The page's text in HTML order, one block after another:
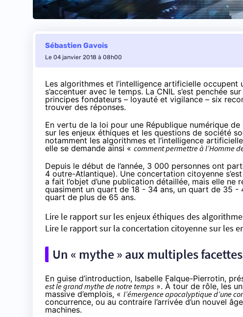
Sébastien Gavois
Le 04 janvier 2018 à 08h00
Les algorithmes et l’intelligence artificielle
s’accentuer avec le temps. La CNIL s’est penchée
principes fondateurs – loyauté et vigilance – six
trouver des réponses.
En vertu de la loi pour une République numérique
sur les enjeux éthiques et les questions de société
notamment les algorithmes et l’intelligence
elle se demande ainsi « comment permettre à l’Homme
Depuis le début de l’année, 3 000 personnes ont
4 outre-Atlantique). Une concertation citoyenne
a fait l’objet d’une publication détaillée, mais elle
quasiment un quart de 18 - 34 ans, un quart de 35
quart de plus de 65 ans.
Lire le rapport sur les enjeux éthiques des
Lire le rapport sur la concertation citoyenne sur les
Un « mythe » aux multiples facettes
En guise d’introduction, Isabelle Falque-Pierrotin,
est le grand mythe de notre temps ». À tour de rôle, les
massive d’emplois, « l’émergence apocalyptique d’une
concurrence, ou au contraire l’arrivée d’un nouvel
machines.